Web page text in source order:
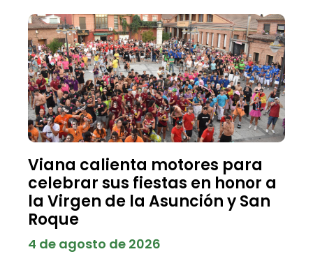
Viana calienta motores para
celebrar sus fiestas en honor a
la Virgen de la Asunción y San
Roque
4 de agosto de 2026